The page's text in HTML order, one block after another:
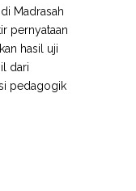
Madrasah
pernyataan
hasil uji
dari
pedagogik